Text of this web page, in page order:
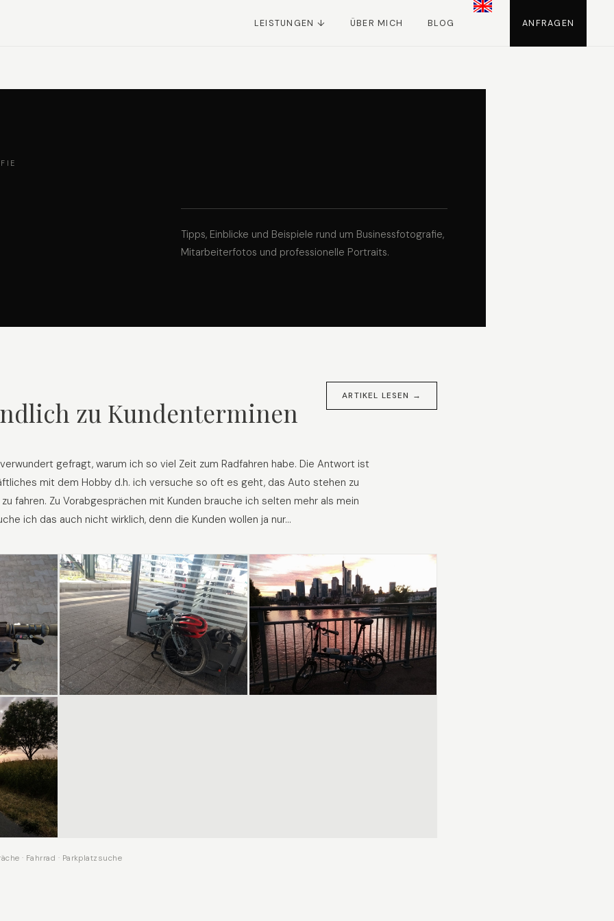
LEISTUNGEN ↓ ÜBER MICH BLOG ANFRAGEN
Tipps, Einblicke und Beispiele rund um Businessfotografie,
Mitarbeiterfotos und professionelle Portraits.
zu Kundenterminen
ARTIKEL LESEN →
gefragt, warum ich so viel Zeit zum Radfahren habe. Die Antwort ist
mit dem Hobby d.h. ich versuche so oft es geht, das Auto stehen zu
fahren. Zu Vorabgesprächen mit Kunden brauche ich selten mehr als mein
ich das auch nicht wirklich, denn die Kunden wollen ja nur…
· Fahrrad · Parkplatzsuche